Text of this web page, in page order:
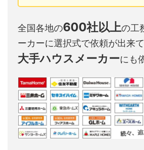
全国各地の600社以上の工
ーカーに選択式で依頼が出来
大手ハウスメーカーにも